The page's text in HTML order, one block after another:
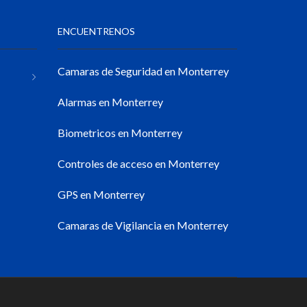
ENCUENTRENOS
Camaras de Seguridad en Monterrey
Alarmas en Monterrey
Biometricos en Monterrey
Controles de acceso en Monterrey
GPS en Monterrey
Camaras de Vigilancia en Monterrey